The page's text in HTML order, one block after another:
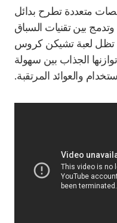
متعددة تطرح بدائل
بين تقنيات السباق
تظل لعبة تشيكن كروس
الجذاب بين سهولة
والعوائد المرتقبة.